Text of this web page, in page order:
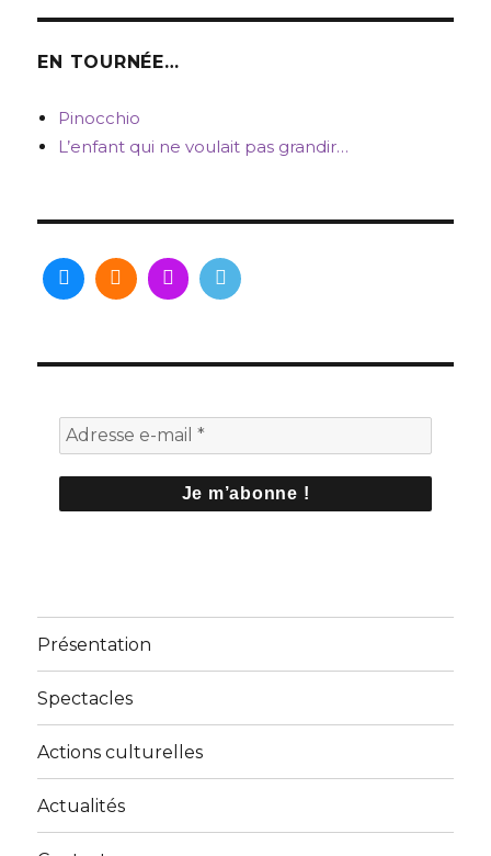
EN TOURNÉE…
Pinocchio
L’enfant qui ne voulait pas grandir…
Présentation
Spectacles
Actions culturelles
Actualités